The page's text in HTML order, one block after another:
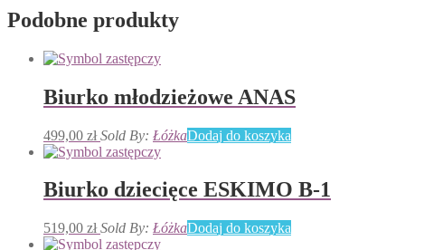
Podobne produkty
Biurko młodzieżowe ANAS
499,00 zł Sold By: ŁóżkaDodaj do koszyka
Biurko dziecięce ESKIMO B-1
519,00 zł Sold By: ŁóżkaDodaj do koszyka